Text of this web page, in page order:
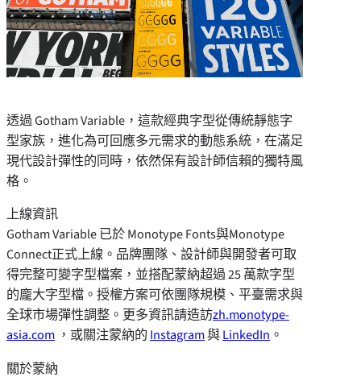
透過 Gotham Variable，這款經典字型從傳統靜態字
型家族，進化為可回應多元需求的動態系統，在滿足
現代設計彈性的同時，依然保有設計師信賴的獨特風
格。
上線資訊
Gotham Variable 已於 Monotype Fonts與Monotype
Connect正式上線。品牌團隊、設計師與開發者可取
得完整可變字型檔案，並搭配蒙納超過 25 萬款字型
的龐大字型檔。授權方案可依團隊規模、平臺需求與
全球市場彈性調整。更多資訊請造訪zh.monotype-
asia.com ，或關注蒙納的 Instagram與LinkedIn 。
關於蒙納